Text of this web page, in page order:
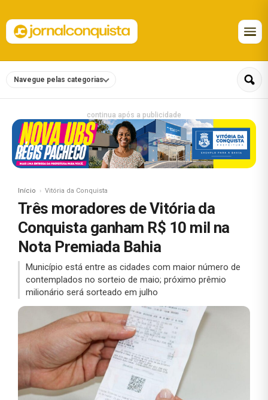
Navegue pelas categorias
continua após a publicidade
Início Vitória da Conquista
Três moradores de Vitória da
Conquista ganham R$ 10 mil na
Nota Premiada Bahia
Município está entre as cidades com maior número de
contemplados no sorteio de maio; próximo prêmio
milionário será sorteado em julho